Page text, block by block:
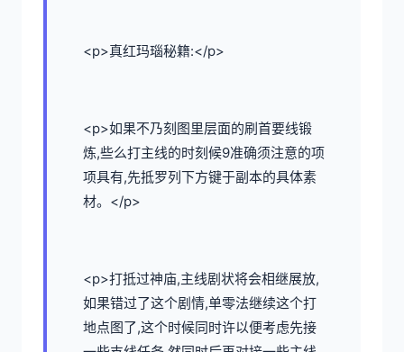
<p>真红玛瑙秘籍:</p>
<p>如果不乃刻图里层面的刷首要线锻
炼,些么打主线的时刻候9准确须注意的项
项具有,先抵罗列下方键于副本的具体素
材。</p>
<p>打抵过神庙,主线剧状将会相继展放,
如果错过了这个剧情,单零法继续这个打
地点图了,这个时候同时许以便考虑先接